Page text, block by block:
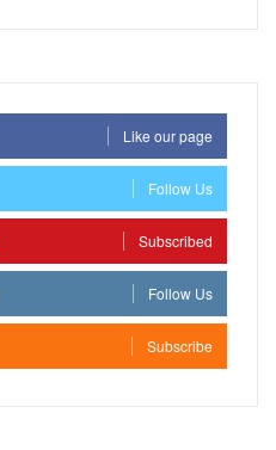
Like our page
Follow Us
Subscribed
Follow Us
Subscribe